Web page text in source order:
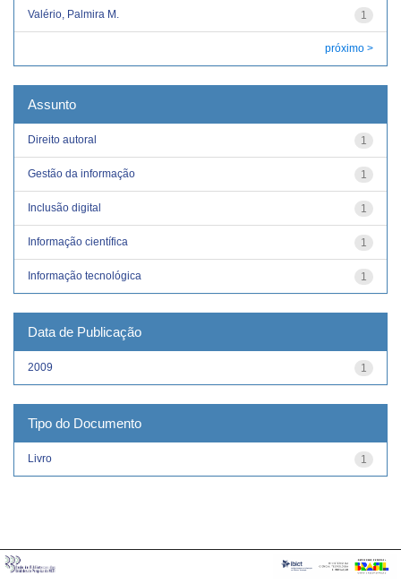
1
Valério, Palmira M.
próximo >
Assunto
1
Direito autoral
1
Gestão da informação
1
Inclusão digital
1
Informação científica
1
Informação tecnológica
Data de Publicação
1
2009
Tipo do Documento
1
Livro